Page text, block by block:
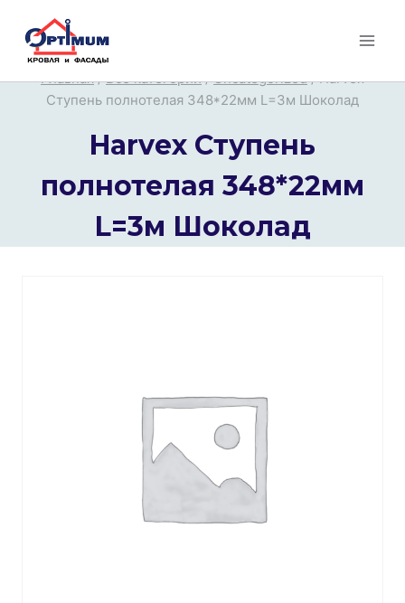
Перейти
Главная / Все категории / Uncategorized / Harvex
Ступень полнотелая 348*22мм L=3м Шоколад
Harvex Ступень
полнотелая 348*22мм
L=3м Шоколад